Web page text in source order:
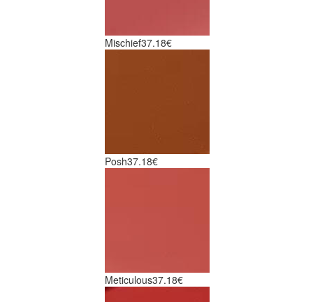
Mischief37.18€
Posh37.18€
Meticulous37.18€